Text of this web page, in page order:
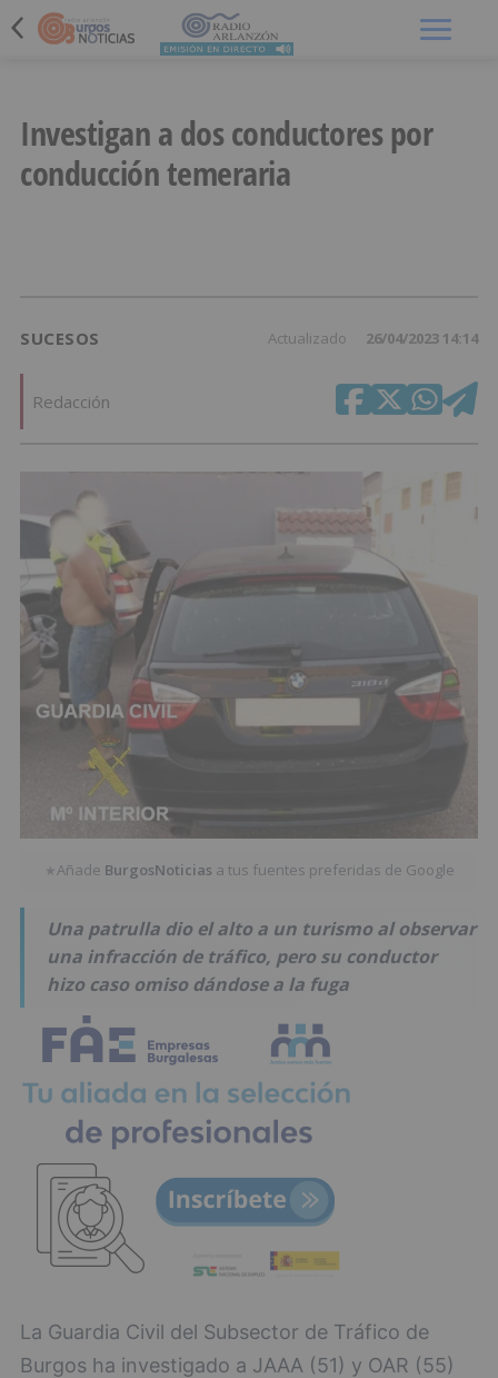
Investigan a dos conductores por
conducción temeraria
SUCESOS Actualizado 26/04/2023 14:14
Redacción
★Añade BurgosNoticias a tus fuentes preferidas de Google
Una patrulla dio el alto a un turismo al observar
una infracción de tráfico, pero su conductor
hizo caso omiso dándose a la fuga
La Guardia Civil del Subsector de Tráfico de
Burgos ha investigado a JAAA (51) y OAR (55)